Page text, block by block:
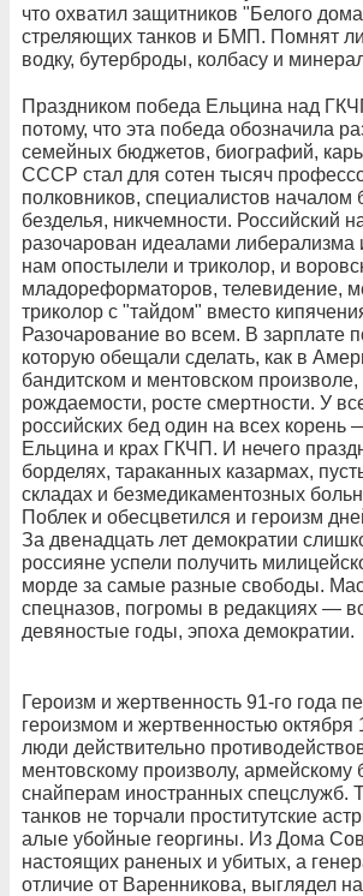
что охватил защитников "Белого
стреляющих танков и БМП. Помнят
водку, бутерброды, колбасу и
Праздником победа Ельцина над
потому, что эта победа обозначила
семейных бюджетов, биографий,
СССР стал для сотен тысяч
полковников, специалистов началом
безделья, никчемности. Российский
разочарован идеалами либерализма
нам опостылели и триколор, и
младореформаторов, телевидение,
триколор с "тайдом" вместо
Разочарование во всем. В зарплате
которую обещали сделать, как в
бандитском и ментовском произволе,
рождаемости, росте смертности. У
российских бед один на всех корень
Ельцина и крах ГКЧП. И нечего
борделях, тараканных казармах,
складах и безмедикаментозных
Поблек и обесцветился и героизм
За двенадцать лет демократии
россияне успели получить
морде за самые разные свободы.
спецназов, погромы в редакциях —
девяностые годы, эпоха демократии.
Героизм и жертвенность 91-го года
героизмом и жертвенностью октября
люди действительно
ментовскому произволу, армейскому
снайперам иностранных спецслужб.
танков не торчали проститутские
алые убойные георгины. Из Дома
настоящих раненых и убитых, а
отличие от Варенникова, выглядел